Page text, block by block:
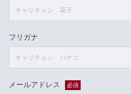
フリガナ
メールアドレス 必須